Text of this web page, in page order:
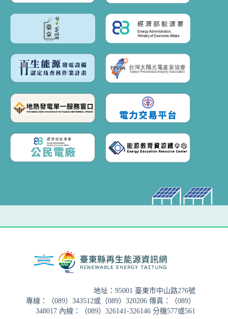
地址：95001 臺東市中山路276號
專線：（089）343512或（089）320206 傳真：（089）
348017 內線：（089）326141-326146 分機577或561